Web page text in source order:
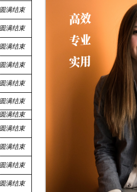
圆满结束
圆满结束
圆满结束
圆满结束
圆满结束
圆满结束
圆满结束
圆满结束
圆满结束
圆满结束
圆满结束